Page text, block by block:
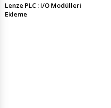
Lenze PLC : I/O Modülleri
Ekleme